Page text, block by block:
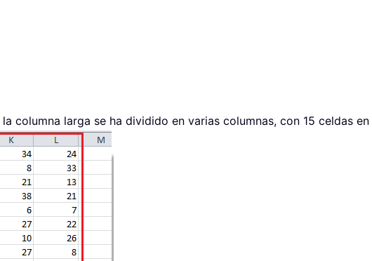
columna larga se ha dividido en varias columnas, con 15 celdas en